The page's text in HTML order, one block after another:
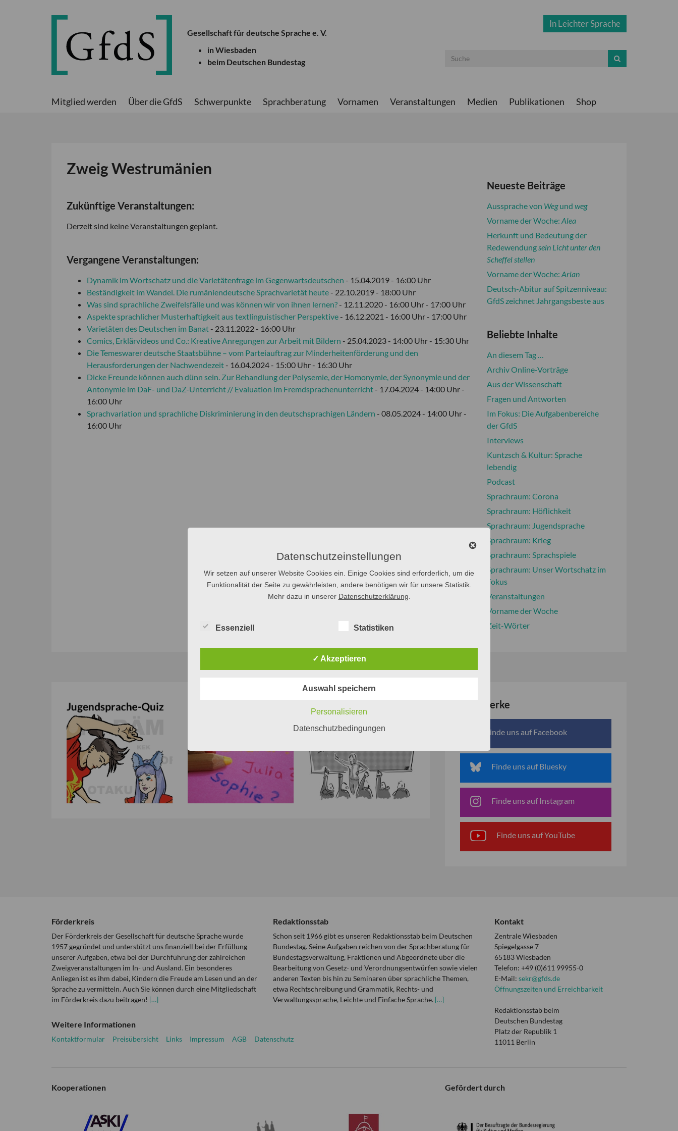
Gesellschaft für deutsche Sprache e. V.
in Wiesbaden
beim Deutschen Bundestag
In Leichter Sprache
Mitglied werden Über die GfdS Schwerpunkte Sprachberatung Vornamen Veranstaltungen Medien Publikationen Shop
Zweig Westrumänien
Zukünftige Veranstaltungen:
Derzeit sind keine Veranstaltungen geplant.
Vergangene Veranstaltungen:
Dynamik im Wortschatz und die Varietätenfrage im Gegenwartsdeutschen - 15.04.2019 - 16:00 Uhr
Beständigkeit im Wandel. Die rumäniendeutsche Sprachvarietät heute- 22.10.2019 - 18:00 Uhr
Was sind sprachliche Zweifelsfälle und was können wir von ihnen lernen?- 12.11.2020 - 16:00 Uhr - 17:00 Uhr
Aspekte sprachlicher Musterhaftigkeit aus textlinguistischer Perspektive- 16.12.2021 - 16:00 Uhr - 17:00 Uhr
Varietäten des Deutschen im Banat- 23.11.2022 - 16:00 Uhr
Comics, Erklärvideos und Co.: Kreative Anregungen zur Arbeit mit Bildern - 25.04.2023 - 14:00 Uhr - 15:30 Uhr
Die Temeswarer deutsche Staatsbühne – vom Parteiauftrag zur Minderheitenförderung und den
Herausforderungen der Nachwendezeit- 16.04.2024 - 15:00 Uhr - 16:30 Uhr
Dicke Freunde können auch dünn sein. Zur Behandlung der Polysemie, der Homonymie, der Synonymie und der
Antonymie im DaF- und DaZ-Unterricht // Evaluation im Fremdsprachenunterricht- 17.04.2024 - 14:00 Uhr -
16:00 Uhr
Sprachvariation und sprachliche Diskriminierung in den deutschsprachigen Ländern - 08.05.2024 - 14:00 Uhr -
16:00 Uhr
Neueste Beiträge
Aussprache von Wegund weg
Vorname der Woche: Alea
Herkunft und Bedeutung der
Redewendungsein Licht unter den
Scheffel stellen
Vorname der Woche: Arian
Deutsch-Abitur auf Spitzenniveau:
GfdS zeichnet Jahrgangsbeste aus
Beliebte Inhalte
An diesem Tag …
Archiv Online-Vorträge
Aus der Wissenschaft
Fragen und Antworten
Im Fokus: Die Aufgabenbereiche
der GfdS
Interviews
Kuntzsch & Kultur: Sprache
lebendig
Podcast
Sprachraum: Corona
Sprachraum: Höflichkeit
Sprachraum: Jugendsprache
Sprachraum: Krieg
Sprachraum: Sprachspiele
Sprachraum: Unser Wortschatz im
Fokus
Veranstaltungen
Vorname der Woche
Zeit-Wörter
Netzwerke
Finde uns auf Facebook
Finde uns auf Bluesky
Finde uns auf Instagram
Finde uns auf YouTube
Förderkreis
Der Förderkreis der Gesellschaft für deutsche Sprache wurde
1957 gegründet und unterstützt uns finanziell bei der Erfüllung
unserer Aufgaben, etwa bei der Durchführung der zahlreichen
Zweigveranstaltungen im In- und Ausland. Ein besonderes
Anliegen ist es ihm dabei, Kindern die Freude am Lesen und an der
Sprache zu vermitteln. Auch Sie können durch eine Mitgliedschaft
im Förderkreis dazu beitragen! […]
Redaktionsstab
Schon seit 1966 gibt es unseren Redaktionsstab beim Deutschen
Bundestag. Seine Aufgaben reichen von der Sprachberatung für
Bundestagsverwaltung, Fraktionen und Abgeordnete über die
Bearbeitung von Gesetz- und Verordnungsentwürfen sowie vielen
anderen Texten bis hin zu Seminaren über sprachliche Themen,
etwa Rechtschreibung und Grammatik, Rechts- und
Verwaltungssprache, Leichte und Einfache Sprache. […]
Weitere Informationen
Kontaktformular Preisübersicht Links Impressum AGB Datenschutz
Kontakt
Zentrale Wiesbaden
Spiegelgasse 7
65183 Wiesbaden
Telefon: +49 (0)611 99955-0
E-Mail: sekr@gfds.de
Öffnungszeiten und Erreichbarkeit
Redaktionsstab beim
Deutschen Bundestag
Platz der Republik 1
11011 Berlin
Kooperationen Gefördert durch
Datenschutzeinstellungen
Wir setzen auf unserer Website Cookies ein. Einige Cookies sind erforderlich, um die
Funktionalität der Seite zu gewährleisten, andere benötigen wir für unsere Statistik.
Mehr dazu in unserer Datenschutzerklärung
Essenziell Statistiken
✓ Akzeptieren
Auswahl speichern
Personalisieren
Datenschutzbedingungen